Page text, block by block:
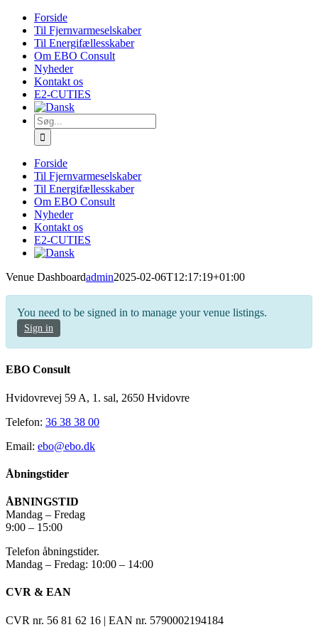
Skip
content
Forside
Til Fjernvarmeselskaber
Til Energifællesskaber
Om EBO Consult
Nyheder
Kontakt os
E2-CUTIES
Søg
efter:
Forside
Til Fjernvarmeselskaber
Til Energifællesskaber
Om EBO Consult
Nyheder
Kontakt os
E2-CUTIES
Venue Dashboardadmin2025-02-06T12:17:19+01:00
You need to be signed in to manage your venue listings.
Sign in
EBO Consult
Hvidovrevej 59 A, 1. sal, 2650 Hvidovre
Telefon: 36 38 38 00
Email: ebo@ebo.dk
Åbningstider
ÅBNINGSTID
Mandag – Fredag
9:00 – 15:00
Telefon åbningstider.
Mandag – Fredag: 10:00 – 14:00
CVR & EAN
CVR nr. 56 81 62 16 | EAN nr. 5790002194184